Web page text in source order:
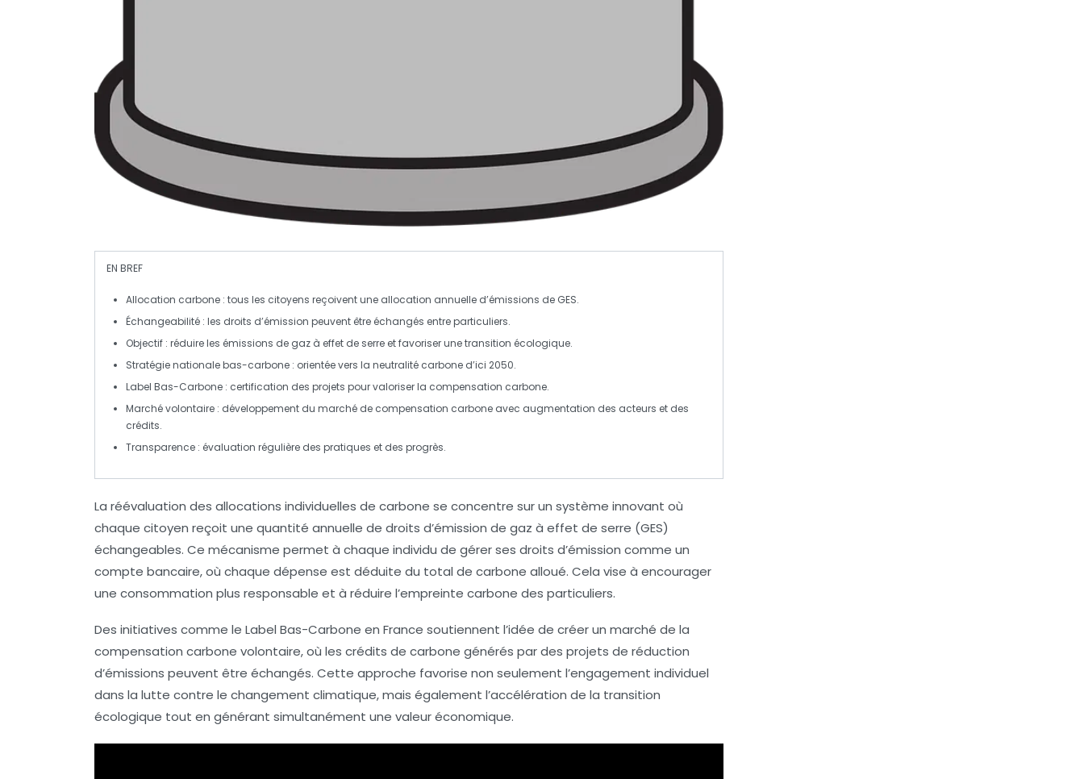
EN BREF
Allocation carbone : tous les citoyens reçoivent une allocation annuelle d’émissions de GES.
Échangeabilité : les droits d’émission peuvent être échangés entre particuliers.
Objectif : réduire les émissions de gaz à effet de serre et favoriser une transition écologique.
Stratégie nationale bas-carbone : orientée vers la neutralité carbone d’ici 2050.
Label Bas-Carbone : certification des projets pour valoriser la compensation carbone.
Marché volontaire : développement du marché de compensation carbone avec augmentation des acteurs et des
crédits.
Transparence : évaluation régulière des pratiques et des progrès.
La réévaluation des allocations individuelles de carbone se concentre sur un système innovant où
chaque citoyen reçoit une quantité annuelle de droits d’émission de gaz à effet de serre (GES)
échangeables. Ce mécanisme permet à chaque individu de gérer ses droits d’émission comme un
compte bancaire, où chaque dépense est déduite du total de carbone alloué. Cela vise à encourager
une consommation plus responsable et à réduire l’empreinte carbone des particuliers.
Des initiatives comme le Label Bas-Carbone en France soutiennent l’idée de créer un marché de la
compensation carbone volontaire, où les crédits de carbone générés par des projets de réduction
d’émissions peuvent être échangés. Cette approche favorise non seulement l’engagement individuel
dans la lutte contre le changement climatique, mais également l’accélération de la transition
écologique tout en générant simultanément une valeur économique.